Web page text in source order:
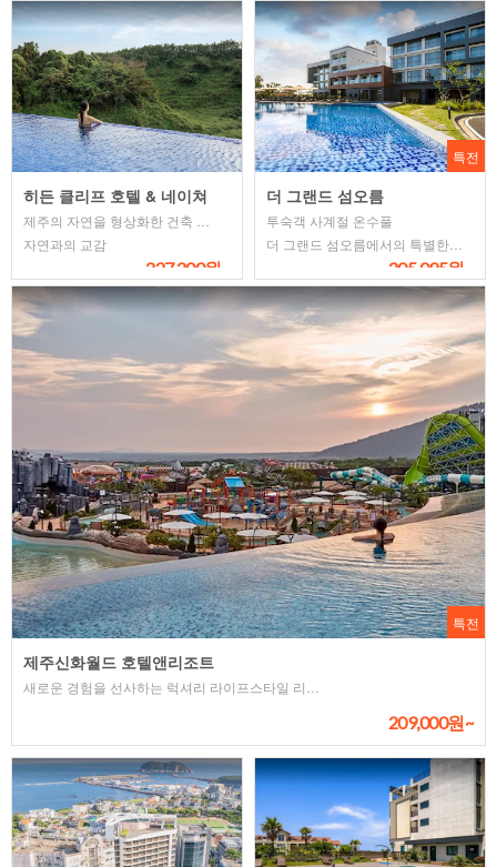
히든 클리프 호텔 & 네이쳐
자연과의 교감
237,200원~
특전
더 그랜드 섬오름
투숙객 사계절 온수풀
205,095원~
특전
제주신화월드 호텔앤리조트
209,000원~